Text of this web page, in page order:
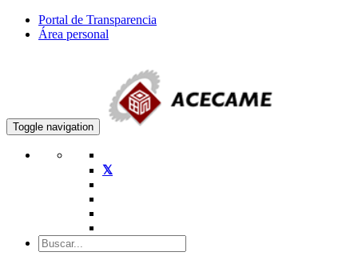
Portal de Transparencia
Área personal
Toggle navigation